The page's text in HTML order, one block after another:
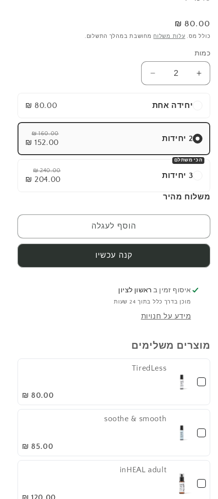
מחיר
רגיל
80.00 ₪
כולל מס. עלות משלוחמחושבת במהלך התשלום.
כמות
את
עבור
hocus
הגדל
את
עבור
hocus
יחידה אחת 80.00 ₪
2 יחידות
160.00 ₪
152.00 ₪
3 יחידות
240.00 ₪
204.00 ₪
הכי משתלם
משלוח מהיר
הוסף לעגלה
קנה עכשיו
איסוף זמין בראשון לציון
מוכן בדרך כלל בתוך 24 שעות
מידע על חנויות
מוצרים משלימים
TiredLess
80.00 ₪
soothe & smooth
85.00 ₪
inHEAL adult